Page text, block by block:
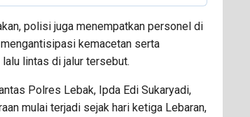
polisi juga menempatkan personel di
kemacetan serta
lintas di jalur tersebut.
Polres Lebak, Ipda Edi Sukaryadi,
mulai terjadi sejak hari ketiga Lebaran,